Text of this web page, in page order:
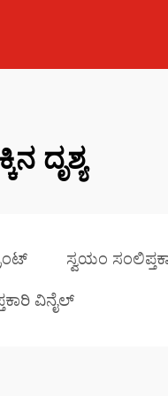
ದೃಶ್ಯ
ಸ್ವಯಂ
ವಿನೈಲ್